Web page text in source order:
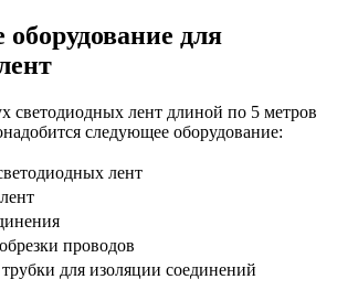
оборудование для
светодиодных лент длиной по 5 метров
следующее оборудование:
лент
проводов
для изоляции соединений